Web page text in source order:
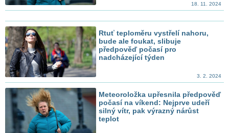
18. 11. 2024
Rtuť teploměru vystřelí nahoru,
bude ale foukat, slibuje
předpověď počasí pro
nadcházející týden
3. 2. 2024
Meteoroložka upřesnila předpověď
počasí na víkend: Nejprve udeří
silný vítr, pak výrazný nárůst
teplot